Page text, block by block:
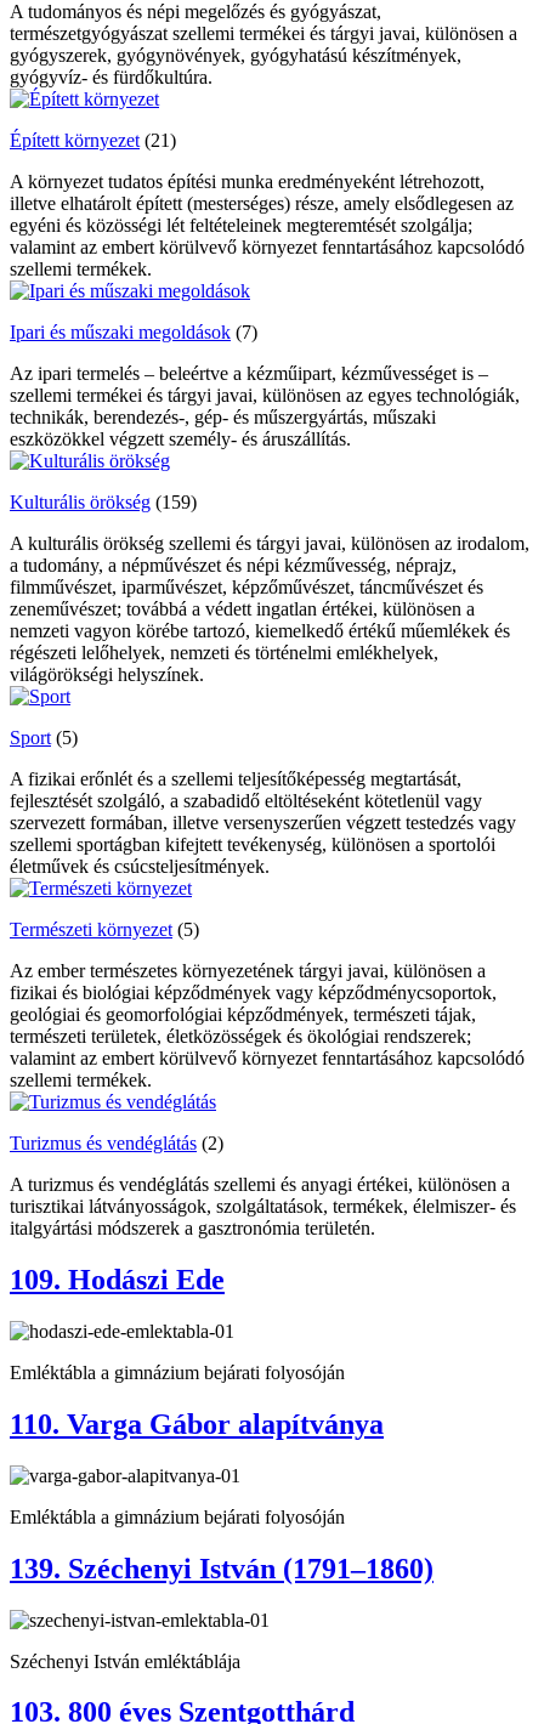
A tudományos és népi megelőzés és gyógyászat,
természetgyógyászat szellemi termékei és tárgyi javai, különösen a
gyógyszerek, gyógynövények, gyógyhatású készítmények,
gyógyvíz- és fürdőkultúra.
Épített környezet (21)
A környezet tudatos építési munka eredményeként létrehozott,
illetve elhatárolt épített (mesterséges) része, amely elsődlegesen az
egyéni és közösségi lét feltételeinek megteremtését szolgálja;
valamint az embert körülvevő környezet fenntartásához kapcsolódó
szellemi termékek.
Ipari és műszaki megoldások (7)
Az ipari termelés – beleértve a kézműipart, kézművességet is –
szellemi termékei és tárgyi javai, különösen az egyes technológiák,
technikák, berendezés-, gép- és műszergyártás, műszaki
eszközökkel végzett személy- és áruszállítás.
Kulturális örökség (159)
A kulturális örökség szellemi és tárgyi javai, különösen az irodalom,
a tudomány, a népművészet és népi kézművesség, néprajz,
filmművészet, iparművészet, képzőművészet, táncművészet és
zeneművészet; továbbá a védett ingatlan értékei, különösen a
nemzeti vagyon körébe tartozó, kiemelkedő értékű műemlékek és
régészeti lelőhelyek, nemzeti és történelmi emlékhelyek,
világörökségi helyszínek.
Sport (5)
A fizikai erőnlét és a szellemi teljesítőképesség megtartását,
fejlesztését szolgáló, a szabadidő eltöltéseként kötetlenül vagy
szervezett formában, illetve versenyszerűen végzett testedzés vagy
szellemi sportágban kifejtett tevékenység, különösen a sportolói
életművek és csúcsteljesítmények.
Természeti környezet (5)
Az ember természetes környezetének tárgyi javai, különösen a
fizikai és biológiai képződmények vagy képződménycsoportok,
geológiai és geomorfológiai képződmények, természeti tájak,
természeti területek, életközösségek és ökológiai rendszerek;
valamint az embert körülvevő környezet fenntartásához kapcsolódó
szellemi termékek.
Turizmus és vendéglátás (2)
A turizmus és vendéglátás szellemi és anyagi értékei, különösen a
turisztikai látványosságok, szolgáltatások, termékek, élelmiszer- és
italgyártási módszerek a gasztronómia területén.
109. Hodászi Ede
Emléktábla a gimnázium bejárati folyosóján
110. Varga Gábor alapítványa
Emléktábla a gimnázium bejárati folyosóján
139. Széchenyi István (1791–1860)
Széchenyi István emléktáblája
103. 800 éves Szentgotthárd